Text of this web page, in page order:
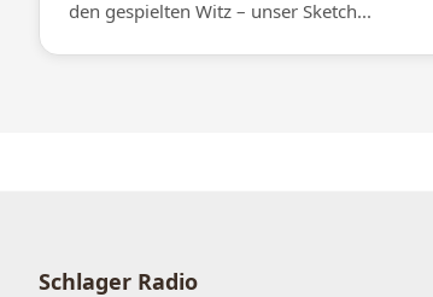
den gespielten Witz – unser Sketch...
Schlager Radio